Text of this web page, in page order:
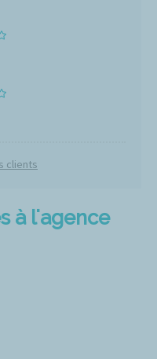
à l'agence
clients